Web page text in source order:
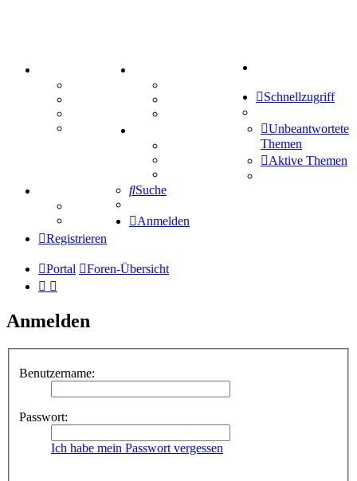
Mastodon
Treffenübersicht
Zitatesammlung
Schiffe versenken
Tipprunde
Comunio
Schnellzugriff
Unbeantwortete
Themen
Aktive Themen
Suche
Anmelden
Registrieren
Portal Foren-Übersicht
Anmelden
Benutzername:
Passwort:
Ich habe mein Passwort vergessen